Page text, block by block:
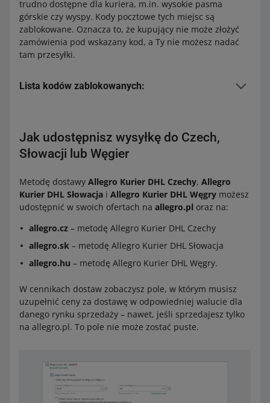
Finlandia
Grecja
Hiszpania
Irlandia
Luksemburg
Niemcy
Rumunia
Słowacja
Słowenia
Szwecja
Węgry
trudno dostępne dla kuriera, m.in. wysokie pasma
górskie czy wyspy. Kody pocztowe tych miejsc są
zablokowane. Oznacza to, że kupujący nie może złożyć
zamówienia pod wskazany kod, a Ty nie możesz nadać
tam przesyłki.
Lista kodów zablokowanych:
Kody
nieobsługiwane
3900-3999 Grenlandia
kody, które zaczynają się od FO:
Wyspy Owcze
Niemcy
Kody nieobsługiwane
18565 Hiddensee
25859 Hallig Hooge
25863 Langeneß
25869 Gröde
25938 Föhr
25946 Amrum
25980 Sylt
25992 Sylt
25996-25999 Sylt
26465 Langeoog
Jak udostępnisz wysyłkę do Czech,
Słowacji lub Węgier
Metodę dostawy Allegro Kurier DHL Czechy, Allegro
Kurier DHL Słowacja i Allegro Kurier DHL Węgry możesz
udostępnić w swoich ofertach na allegro.pl oraz na:
allegro.cz – metodę Allegro Kurier DHL Czechy
allegro.sk – metodę Allegro Kurier DHL Słowacja
allegro.hu – metodę Allegro Kurier DHL Węgry.
W cennikach dostaw zobaczysz pole, w którym musisz
uzupełnić ceny za dostawę w odpowiedniej walucie dla
danego rynku sprzedaży – nawet, jeśli sprzedajesz tylko
na allegro.pl. To pole nie może zostać puste.